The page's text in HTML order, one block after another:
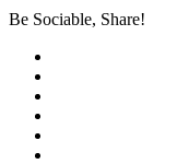
Be Sociable, Share!